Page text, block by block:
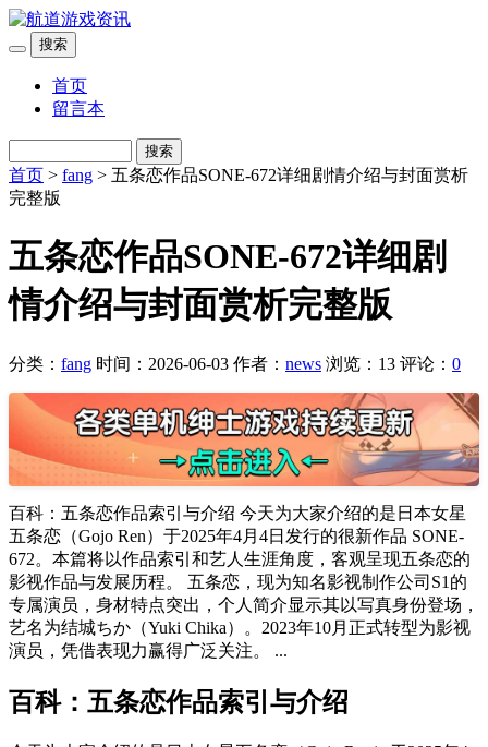
搜索
首页
留言本
搜索
首页 > fang > 五条恋作品SONE-672详细剧情介绍与封面赏析
完整版
五条恋作品SONE-672详细剧
情介绍与封面赏析完整版
分类： fang 时间：2026-06-03 作者： news 浏览：13 评论： 0
百科：五条恋作品索引与介绍 今天为大家介绍的是日本女星
五条恋（Gojo Ren）于2025年4月4日发行的很新作品 SONE-
672。本篇将以作品索引和艺人生涯角度，客观呈现五条恋的
影视作品与发展历程。 五条恋，现为知名影视制作公司S1的
专属演员，身材特点突出，个人简介显示其以写真身份登场，
艺名为结城ちか（Yuki Chika）。2023年10月正式转型为影视
演员，凭借表现力赢得广泛关注。 ...
百科：五条恋作品索引与介绍